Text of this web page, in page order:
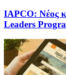
IAPCO: Νέος
Leaders